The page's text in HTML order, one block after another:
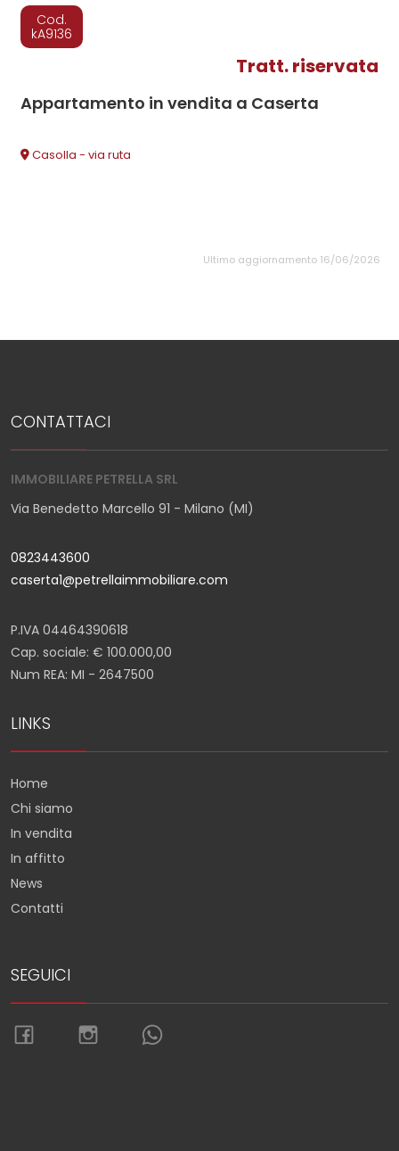
Cod.
kA9136
Tratt. riservata
Appartamento in vendita a Caserta
Casolla - via ruta
Ultimo aggiornamento 16/06/2026
CONTATTACI
IMMOBILIARE PETRELLA SRL
Via Benedetto Marcello 91 - Milano (MI)
0823443600
caserta1@petrellaimmobiliare.com
P.IVA 04464390618
Cap. sociale: € 100.000,00
Num REA: MI - 2647500
LINKS
Home
Chi siamo
In vendita
In affitto
News
Contatti
SEGUICI